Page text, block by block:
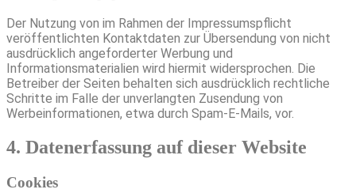
Der Nutzung von im Rahmen der Impressumspflicht
veröffentlichten Kontaktdaten zur Übersendung von nicht
ausdrücklich angeforderter Werbung und
Informationsmaterialien wird hiermit widersprochen. Die
Betreiber der Seiten behalten sich ausdrücklich rechtliche
Schritte im Falle der unverlangten Zusendung von
Werbeinformationen, etwa durch Spam-E-Mails, vor.
4. Datenerfassung auf dieser Website
Cookies